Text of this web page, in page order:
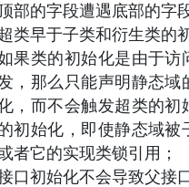
部的字段遭遇底部的字
类早于子类和衍生类的
果类的初始化是由于访
，那么只能声明静态域
，而不会触发超类的初
初始化，即使静态域被
者它的实现类锁引用；
口初始化不会导致父接